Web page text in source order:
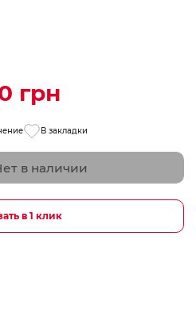
грн
В закладки
в наличии
в 1 клик